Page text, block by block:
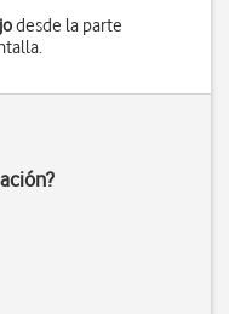
desde la parte